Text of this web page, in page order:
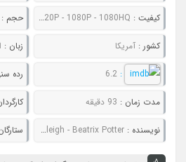
کيفيت : 480P - 720P - 1080P - 1080HQ حجم :
کشور :آمریکا زبان :
:
6.2 رده
مدت زمان : 93 دقیقه
نويسنده :Will Gluck - Patrick Burleigh - Beatrix Potter